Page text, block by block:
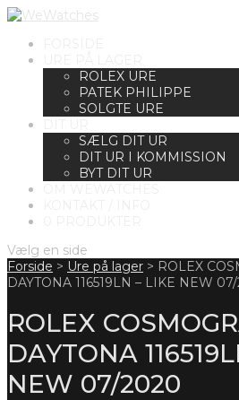
ROLEX URE
PATEK PHILIPPE
SOLGTE URE
SÆLG DIT UR
DIT UR I KOMMISSION
BYT DIT UR
Vælg en side
Forside > Ure på lager > ROLEX
DAYTONA 116519LN – LIKE NEW
ROLEX
DAYTONA
NEW 07/2020